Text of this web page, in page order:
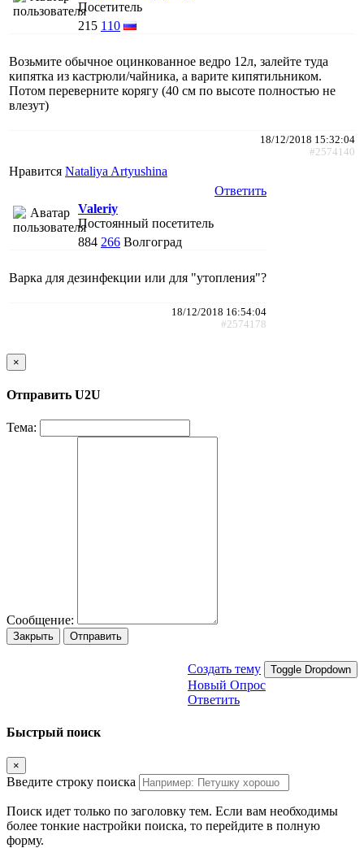
Посетитель
215 110
Возьмите обычное оцинкованное ведро 12л, залейте туда
кипятка из кастрюли/чайника, а варите кипятильником.
Потом переверните корягу (40 см по высоте полностью не
влезут)
18/12/2018 15:32:04
#2574140
Нравится Nataliya Artyushina
Ответить
Valeriy
Постоянный посетитель
884 266 Волгоград
Варка для дезинфекции или для "утопления"?
18/12/2018 16:54:04
#2574178
×
Отправить U2U
Тема:
Сообщение:
Закрыть Отправить
Создать тему Toggle Dropdown
Новый Опрос
Ответить
Быстрый поиск
×
Введите строку поиска
Поиск идет только по заголовку тем. Если вам необходимы
более тонкие настройки поиска, то перейдите в полную
форму.